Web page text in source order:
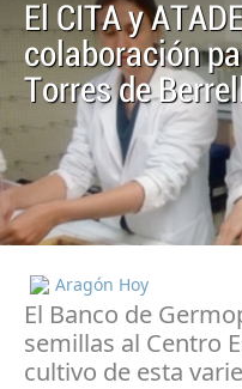
El CITA y
colaboración
Torres de
Aragón Hoy
El Banco de
semillas al Centro
cultivo de esta